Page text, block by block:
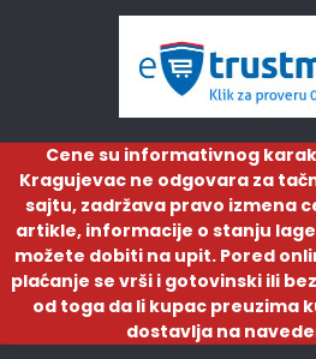
Cene su informativnog
Kragujevac ne odgovara za
sajtu, zadržava pravo izmena
artikle, informacije o stanju
možete dobiti na upit. Pored
plaćanje se vrši i gotovinski ili
od toga da li kupac preuzima
dostavlja na